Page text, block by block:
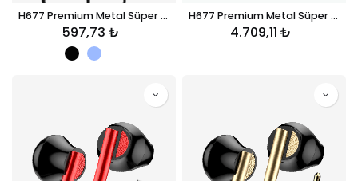
H677 Premium Metal Süper Bas Kulak İçi 3.5mm AUX Kablolu Kulaklık
597,73 ₺
H677 Premium Metal Süper Bas Kulak İçi 3.5mm AUX Kablolu Kulaklık 12'li Paket
4.709,11 ₺